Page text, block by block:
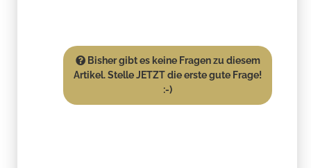
Bisher gibt es keine Fragen zu diesem
Artikel. Stelle JETZT die erste gute Frage!
:-)